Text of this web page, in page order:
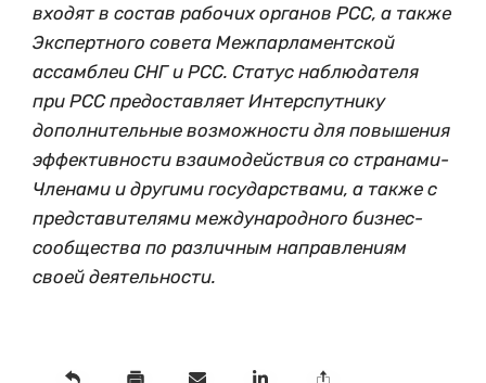
входят в состав рабочих органов РСС, а также
Экспертного совета Межпарламентской
ассамблеи СНГ и РСС. Статус наблюдателя
при РСС предоставляет Интерспутнику
дополнительные возможности для повышения
эффективности взаимодействия со странами-
Членами и другими государствами, а также с
представителями международного бизнес-
сообщества по различным направлениям
своей деятельности.